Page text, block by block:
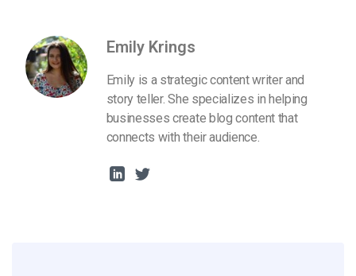
Emily Krings
Emily is a strategic content writer and
story teller. She specializes in helping
businesses create blog content that
connects with their audience.